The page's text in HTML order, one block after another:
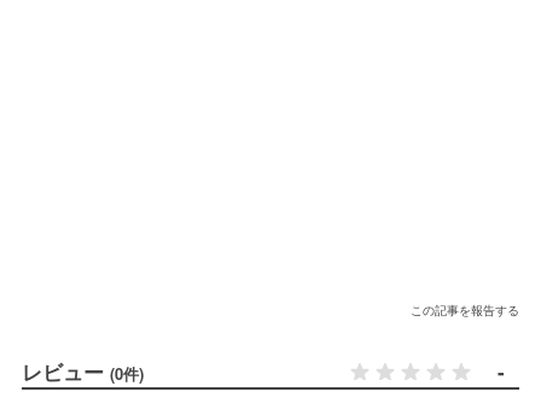
この記事を報告する
レビュー (0件) -